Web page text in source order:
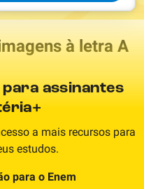
à letra A
assinantes
a mais recursos para
estudos.
para o Enem